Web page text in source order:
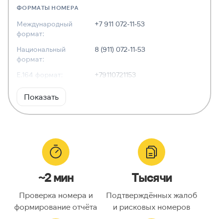
ФОРМАТЫ НОМЕРА
Международный
формат:
+7 911 072-11-53
Национальный
формат:
8 (911) 072-11-53
E.164 формат:
+79110721153
RFC3966
формат:
Тип номера:
Оператор связи:
Национальный
Код страны:
Показать
~2 мин
Проверка номера и
формирование отчёта
Тысячи
Подтверждённых жалоб
и рисковых номеров